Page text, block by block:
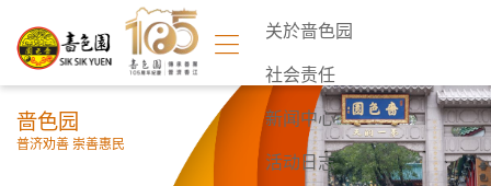
关於啬色园
社会责任
新闻中心
活动日志
啬色园
普济劝善 崇善惠民